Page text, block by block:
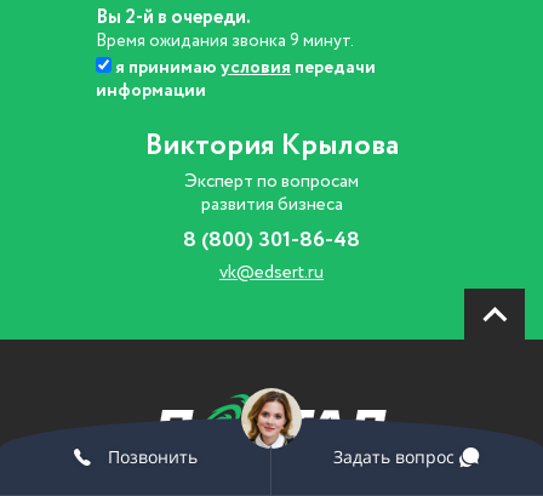
Вы 2-й в очереди.
Время ожидания звонка 9 минут.
я принимаюусловияпередачи
информации
Виктория Крылова
Эксперт по вопросам
развития бизнеса
8 (800) 301-86-48
vk@edsert.ru
Позвонить Задать вопрос